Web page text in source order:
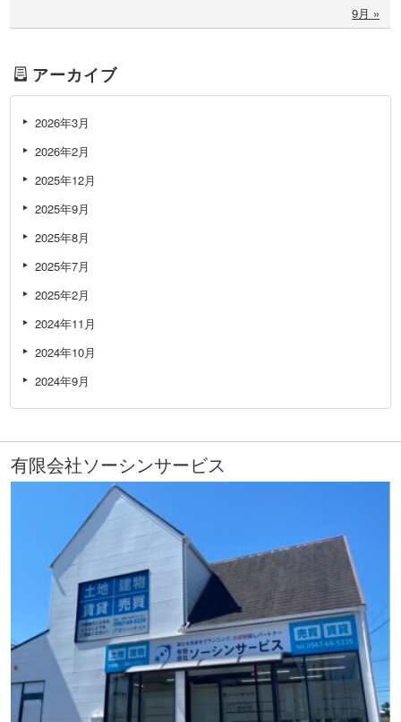
9月 »
アーカイブ
2026年3月
2026年2月
2025年12月
2025年9月
2025年8月
2025年7月
2025年2月
2024年11月
2024年10月
2024年9月
有限会社ソーシンサービス